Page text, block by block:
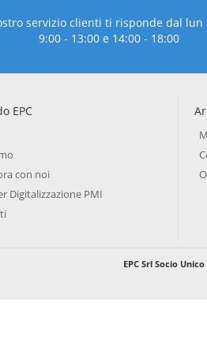
servizio clienti ti risponde dal lun
9:00 - 13:00 e 14:00 - 18:00
EPC
con noi
Digitalizzazione PMI
EPC Srl Socio Unico